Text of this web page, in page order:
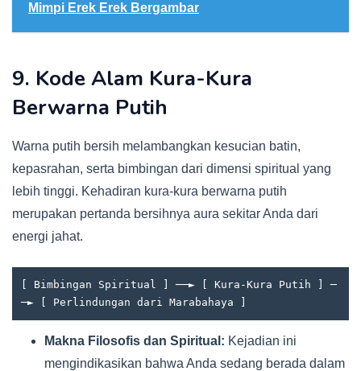
Mimpi Erek Erek Bergambar
9. Kode Alam Kura-Kura
Berwarna Putih
Warna putih bersih melambangkan kesucian batin,
kepasrahan, serta bimbingan dari dimensi spiritual yang
lebih tinggi. Kehadiran kura-kura berwarna putih
merupakan pertanda bersihnya aura sekitar Anda dari
energi jahat.
[ Bimbingan Spiritual ] ──► [ Kura-Kura Putih ] ─
Makna Filosofis dan Spiritual: Kejadian ini
mengindikasikan bahwa Anda sedang berada dalam